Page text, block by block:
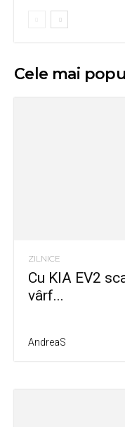
Cele mai
ZILNICE
Cu KIA EV2
vârf...
AndreaS